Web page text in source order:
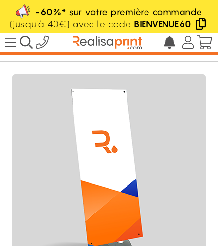
-60%* sur votre première commande
(jusqu'à 40€) avec le code BIENVENUE60
/ Signalétique / Banner extérieur
dès
177.00€ HT l'unité